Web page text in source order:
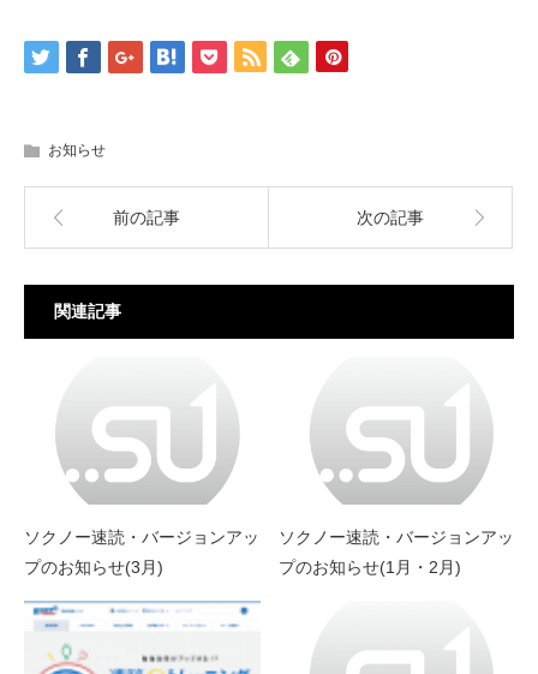
お知らせ
前の記事 次の記事
関連記事
ソクノー速読・バージョンアッ
プのお知らせ(3月)
ソクノー速読・バージョンアッ
プのお知らせ(1月・2月)